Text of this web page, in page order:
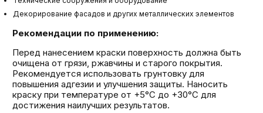
Декорирование фасадов и других металлических элементов
Рекомендации по применению:
Перед нанесением краски поверхность должна быть
очищена от грязи, ржавчины и старого покрытия.
Рекомендуется использовать грунтовку для
повышения адгезии и улучшения защиты. Наносить
краску при температуре от +5°C до +30°C для
достижения наилучших результатов.